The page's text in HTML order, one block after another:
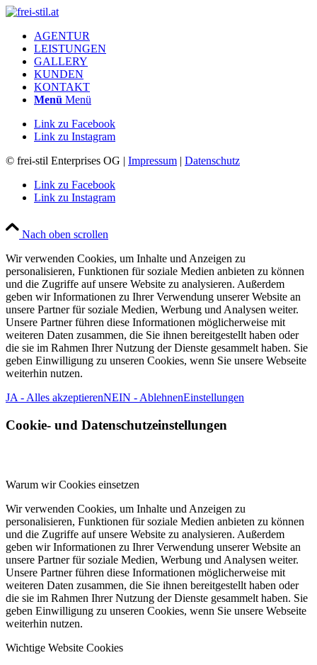
AGENTUR
LEISTUNGEN
GALLERY
KUNDEN
KONTAKT
Menü Menü
Link zu Facebook
Link zu Instagram
© frei-stil Enterprises OG | Impressum | Datenschutz
Link zu Facebook
Link zu Instagram
Nach oben scrollen
Wir verwenden Cookies, um Inhalte und Anzeigen zu
personalisieren, Funktionen für soziale Medien anbieten zu können
und die Zugriffe auf unsere Website zu analysieren. Außerdem
geben wir Informationen zu Ihrer Verwendung unserer Website an
unsere Partner für soziale Medien, Werbung und Analysen weiter.
Unsere Partner führen diese Informationen möglicherweise mit
weiteren Daten zusammen, die Sie ihnen bereitgestellt haben oder
die sie im Rahmen Ihrer Nutzung der Dienste gesammelt haben. Sie
geben Einwilligung zu unseren Cookies, wenn Sie unsere Webseite
weiterhin nutzen.
JA - Alles akzeptierenNEIN - AblehnenEinstellungen
Cookie- und Datenschutzeinstellungen
Warum wir Cookies einsetzen
Wir verwenden Cookies, um Inhalte und Anzeigen zu
personalisieren, Funktionen für soziale Medien anbieten zu können
und die Zugriffe auf unsere Website zu analysieren. Außerdem
geben wir Informationen zu Ihrer Verwendung unserer Website an
unsere Partner für soziale Medien, Werbung und Analysen weiter.
Unsere Partner führen diese Informationen möglicherweise mit
weiteren Daten zusammen, die Sie ihnen bereitgestellt haben oder
die sie im Rahmen Ihrer Nutzung der Dienste gesammelt haben. Sie
geben Einwilligung zu unseren Cookies, wenn Sie unsere Webseite
weiterhin nutzen.
Wichtige Website Cookies